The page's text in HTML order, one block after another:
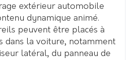
extérieur automobile
dynamique animé.
peuvent être placés à
dans la voiture, notamment
latéral, du panneau de